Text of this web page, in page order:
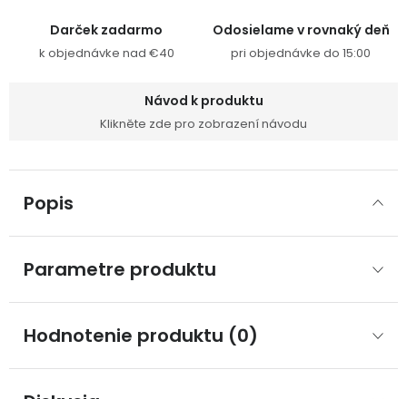
Darček zadarmo
k objednávke nad €40
Odosielame v rovnaký deň
pri objednávke do 15:00
Návod k produktu
Klikněte zde pro zobrazení návodu
Popis
Parametre produktu
Hodnotenie produktu (0)